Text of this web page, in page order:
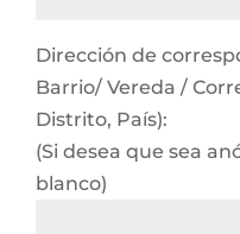
Dirección de
Barrio/ Vereda /
Distrito, País):
(Si desea que sea
blanco)